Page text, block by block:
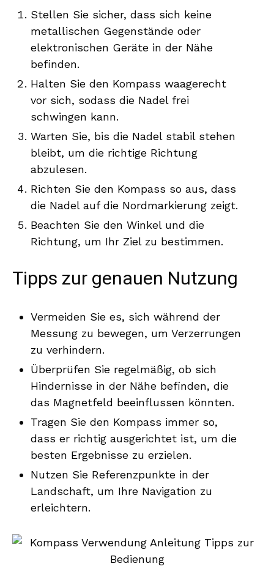
Stellen Sie sicher, dass sich keine
metallischen Gegenstände oder
elektronischen Geräte in der Nähe
befinden.
Halten Sie den Kompass waagerecht
vor sich, sodass die Nadel frei
schwingen kann.
Warten Sie, bis die Nadel stabil stehen
bleibt, um die richtige Richtung
abzulesen.
Richten Sie den Kompass so aus, dass
die Nadel auf die Nordmarkierung zeigt.
Beachten Sie den Winkel und die
Richtung, um Ihr Ziel zu bestimmen.
Tipps zur genauen Nutzung
Vermeiden Sie es, sich während der
Messung zu bewegen, um Verzerrungen
zu verhindern.
Überprüfen Sie regelmäßig, ob sich
Hindernisse in der Nähe befinden, die
das Magnetfeld beeinflussen könnten.
Tragen Sie den Kompass immer so,
dass er richtig ausgerichtet ist, um die
besten Ergebnisse zu erzielen.
Nutzen Sie Referenzpunkte in der
Landschaft, um Ihre Navigation zu
erleichtern.